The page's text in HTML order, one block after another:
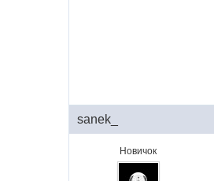
sanek_
Новичок